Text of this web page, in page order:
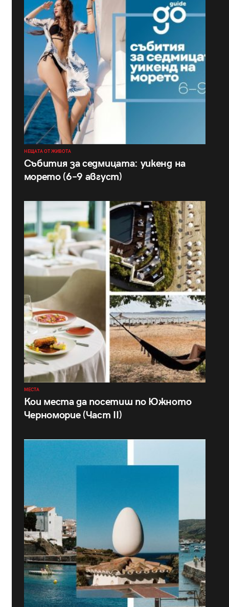
НЕЩАТА ОТ ЖИВОТА
Събития за седмицата: уикенд на
морето (6–9 август)
МЕСТА
Кои места да посетиш по Южното
Черноморие (Част II)